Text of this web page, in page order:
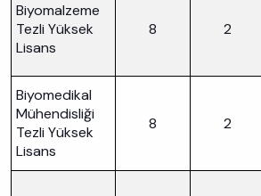
Biyomalzeme
Tezli Yüksek
Lisans
8 2
Biyomedikal
Mühendisliği
Tezli Yüksek
Lisans
8 2